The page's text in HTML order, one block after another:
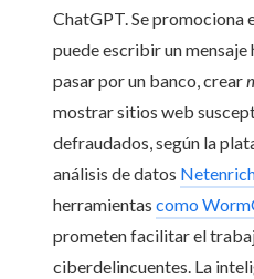
ChatGPT. Se promociona
puede escribir un mensaje
pasar por un banco, crear
mostrar sitios web
defraudados, según la
análisis de datos
herramientas como
prometen facilitar el
ciberdelincuentes. La